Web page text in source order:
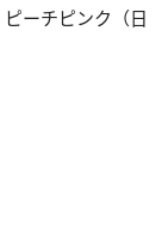
ーチピンク（日